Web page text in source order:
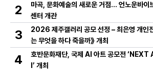
2
마곡, 문화예술의 새로운 거점… 언노운바이
센터 개관
3
2026 제주갤러리 공모 선정 – 최은영 개인
는 무엇을 하다 죽을까》 개최
4
호반문화재단, 국제 AI 아트 공모전 ‘NEXT
I’ 개최